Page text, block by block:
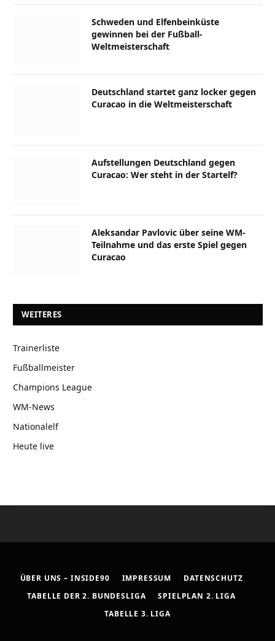
Schweden und Elfenbeinküste
gewinnen bei der Fußball-
Weltmeisterschaft
Deutschland startet ganz locker gegen
Curacao in die Weltmeisterschaft
Aufstellungen Deutschland gegen
Curacao: Wer steht in der Startelf?
Aleksandar Pavlovic über seine WM-
Teilnahme und das erste Spiel gegen
Curacao
WEITERES
Trainerliste
Fußballmeister
Champions League
WM-News
Nationalelf
Heute live
ÜBER UNS – INSIDE90 IMPRESSUM
DATENSCHUTZ
TABELLE DER 2. BUNDESLIGA
SPIELPLAN 2. LIGA
TABELLE 3. LIGA